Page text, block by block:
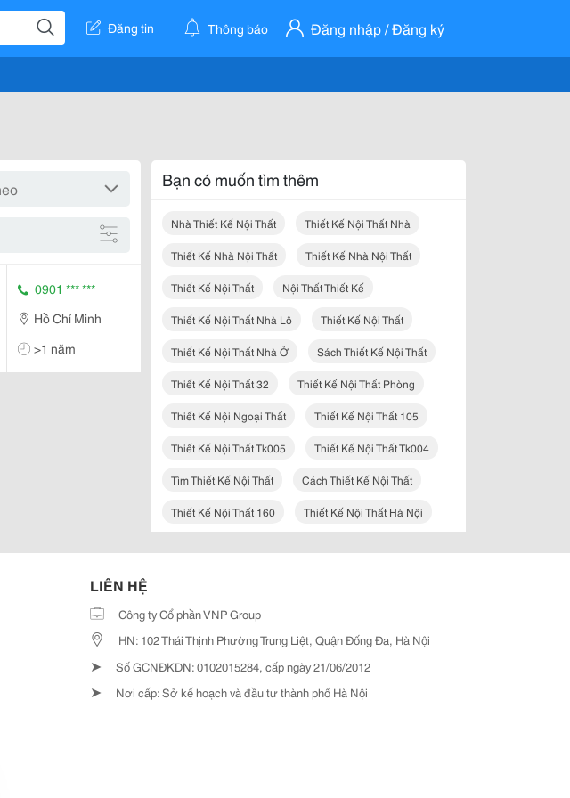
Đăng tin Thông báo Đăng nhập / Đăng ký
0901 *** ***
Hồ Chí Minh
>1 năm
Bạn có muốn tìm thêm
Nhà Thiết Kế Nội Thất Thiết Kế Nội Thất Nhà
Thiết Kế Nhà Nội Thất Thiết Kế Nhà Nội Thất
Thiết Kế Nội Thất Nội Thất Thiết Kế
Thiết Kế Nội Thất Nhà Lô Thiết Kế Nội Thất
Thiết Kế Nội Thất Nhà Ở Sách Thiết Kế Nội Thất
Thiết Kế Nội Thất 32 Thiết Kế Nội Thất Phòng
Thiết Kế Nội Ngoại Thất Thiết Kế Nội Thất 105
Thiết Kế Nội Thất Tk005 Thiết Kế Nội Thất Tk004
Tìm Thiết Kế Nội Thất Cách Thiết Kế Nội Thất
Thiết Kế Nội Thất 160 Thiết Kế Nội Thất Hà Nội
LIÊN HỆ
Công ty Cổ phần VNP Group
HN: 102 Thái Thịnh Phường Trung Liệt, Quận Đống Đa, Hà Nội
➤ Số GCNĐKDN: 0102015284, cấp ngày 21/06/2012
➤ Nơi cấp: Sở kế hoạch và đầu tư thành phố Hà Nội